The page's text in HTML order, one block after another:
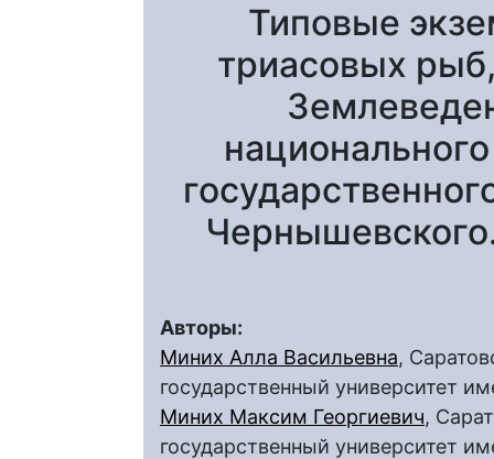
Типовые
триасовых
Авторы:
Миних Алла Васильевна,
государственный университет
Миних Максим Георгиевич,
государственный университет